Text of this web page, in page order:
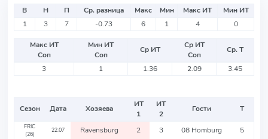
В Н П Ср. разница Макс Мин Макс ИТ
Мин ИТ
1
3 7 -0.73 6 1 4 0
Макс ИТ
Соп
Мин ИТ
Соп
Ср ИТ
Ср ИТ
Соп
Ср. Т
3
1 1.36 2.09 3.45
Сезон Дата Хозяева
ИТ
1
ИТ
2
Гости Т
FRIC
(26)
22.07 Ravensburg 2 3 08 Homburg 5